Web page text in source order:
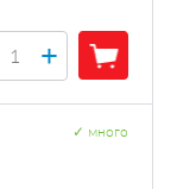
+
много